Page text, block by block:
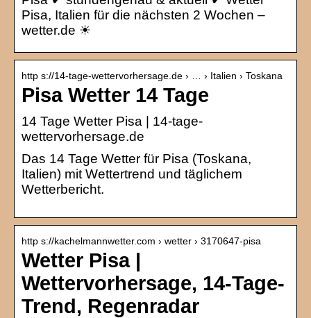
Pisa, Italien für die nächsten 2 Wochen –
wetter.de ☀
http s://14-tage-wettervorhersage.de › … › Italien › Toskana
Pisa Wetter 14 Tage
14 Tage Wetter Pisa | 14-tage-
wettervorhersage.de
Das 14 Tage Wetter für Pisa (Toskana,
Italien) mit Wettertrend und täglichem
Wetterbericht.
http s://kachelmannwetter.com › wetter › 3170647-pisa
Wetter Pisa |
Wettervorhersage, 14-Tage-
Trend, Regenradar